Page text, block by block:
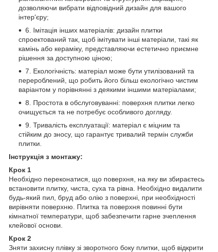
дозволяючи вибрати відповідний дизайн для вашого
інтер'єру;
6. Імітація інших матеріалів: дизайн плитки
спроектований так, щоб імітувати інші матеріали, такі як
камінь або кераміку, представляючи естетично приємне
рішення за доступною ціною;
7. Екологічність: матеріал може бути утилізований та
перероблений, що робить його більш екологічно чистим
варіантом у порівнянні з деякими іншими матеріалами;
8. Простота в обслуговуванні: поверхня плитки легко
очищується та не потребує особливого догляду.
9. Тривалість експлуатації: матеріал є міцним та
стійким до зносу, що гарантує тривалий термін служби
плитки.
Інструкція з монтажу:
Крок 1
Необхідно переконатися, що поверхня, на яку ви збираєтесь
встановити плитку, чиста, суха та рівна. Необхідно видалити
будь-який пил, бруд або олію з поверхні, при необхідності
вирівняти поверхню. Плитка та поверхня повинні бути
кімнатної температури, щоб забезпечити гарне зчеплення
клейової основи.
Крок 2
Зняти захисну плівку зі зворотного боку плитки, щоб відкрити